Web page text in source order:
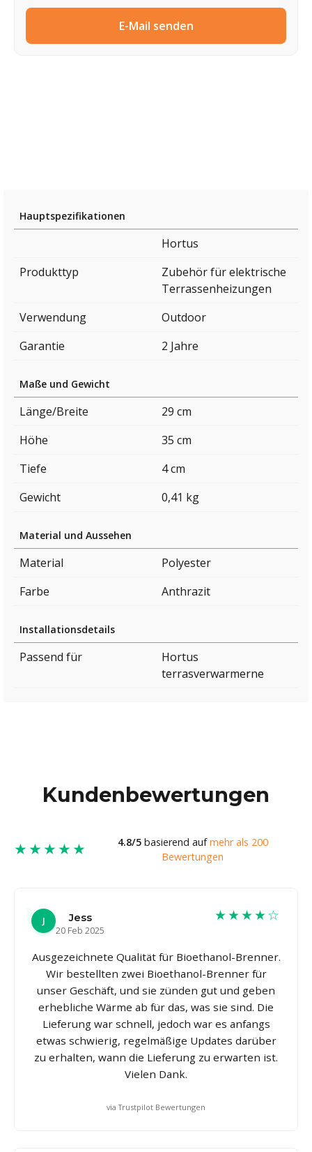
E-Mail senden
Hauptspezifikationen
Hortus
Produkttyp
Zubehör für elektrische
Terrassenheizungen
Verwendung
Outdoor
Garantie
2 Jahre
Maße und Gewicht
Länge/Breite
29 cm
Höhe
35 cm
Tiefe
4 cm
Gewicht
0,41 kg
Material und Aussehen
Material
Polyester
Farbe
Anthrazit
Installationsdetails
Passend für
Hortus
terrasverwarmerne
Kundenbewertungen
★★★★★ 4.8/5basierend aufmehr als 200
Bewertungen
J
Jess
20 Feb 2025
★★★★☆
Ausgezeichnete Qualität für Bioethanol-Brenner.
Wir bestellten zwei Bioethanol-Brenner für
unser Geschäft, und sie zünden gut und geben
erhebliche Wärme ab für das, was sie sind. Die
Lieferung war schnell, jedoch war es anfangs
etwas schwierig, regelmäßige Updates darüber
zu erhalten, wann die Lieferung zu erwarten ist.
Vielen Dank.
via Trustpilot Bewertungen